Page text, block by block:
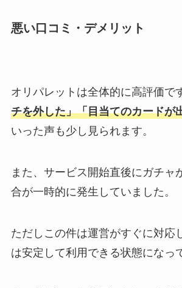
悪い口コミ・デメリット
オリパレットは全体的に高評価で
チを外した」「目当てのカードが
いった声も少し見られます。
また、サービス開始直後にガチャ
合が一時的に発生していました。
ただしこの件は運営がすぐに対応
は安定して利用できる状態になっ